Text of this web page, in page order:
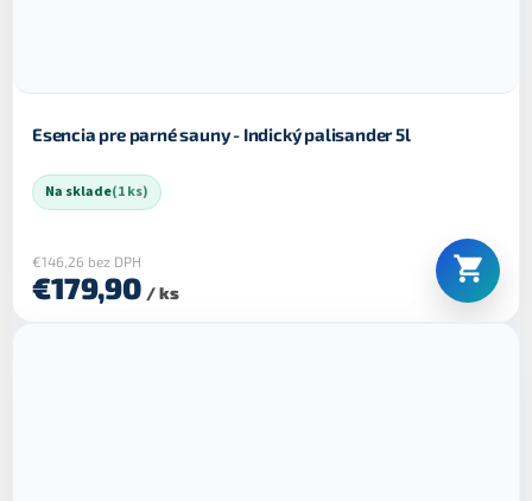
Esencia pre parné sauny - Indický palisander 5l
Na sklade(1 ks)
€146,26 bez DPH
€179,90 / ks